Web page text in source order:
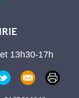
13h30-17h